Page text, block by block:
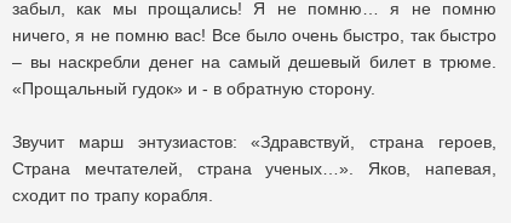
забыл, как мы прощались! Я не помню… я не помню
ничего, я не помню вас! Все было очень быстро, так быстро
– вы наскребли денег на самый дешевый билет в трюме.
«Прощальный гудок» и - в обратную сторону.
Звучит марш энтузиастов: «Здравствуй, страна героев,
Страна мечтателей, страна ученых…». Яков, напевая,
сходит по трапу корабля.